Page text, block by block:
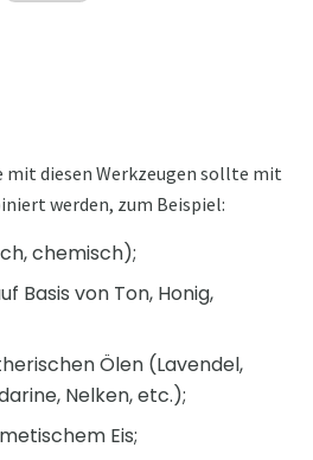
mit diesen Werkzeugen sollte mit
werden, zum Beispiel:
chemisch);
Basis von Ton, Honig,
Ölen (Lavendel,
Nelken, etc.);
Eis;